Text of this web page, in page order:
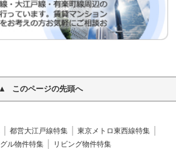
このページの先頭へ
都営大江戸線特集
東京メトロ東西線特集
ル物件特集 リビング物件特集